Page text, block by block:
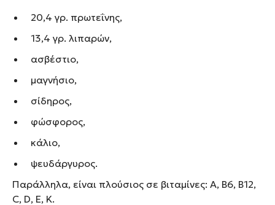
20,4 γρ. πρωτεΐνης,
13,4 γρ. λιπαρών,
ασβέστιο,
μαγνήσιο,
σίδηρος,
φώσφορος,
κάλιο,
ψευδάργυρος.
Παράλληλα, είναι πλούσιος σε βιταμίνες: A, B6, B12,
C, D, E, K.